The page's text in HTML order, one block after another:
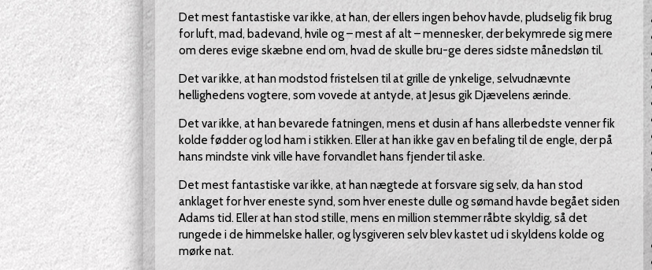
Det mest fantastiske var ikke, at han, der ellers ingen behov havde, pludselig fik brug
for luft, mad, badevand, hvile og – mest af alt – mennesker, der bekymrede sig mere
om deres evige skæbne end om, hvad de skulle bru-ge deres sidste månedsløn til.
Det var ikke, at han modstod fristelsen til at grille de ynkelige, selvudnævnte
hellighedens vogtere, som vovede at antyde, at Jesus gik Djævelens ærinde.
Det var ikke, at han bevarede fatningen, mens et dusin af hans allerbedste venner fik
kolde fødder og lod ham i stikken. Eller at han ikke gav en befaling til de engle, der på
hans mindste vink ville have forvandlet hans fjender til aske.
Det mest fantastiske var ikke, at han nægtede at forsvare sig selv, da han stod
anklaget for hver eneste synd, som hver eneste dulle og sømand havde begået siden
Adams tid. Eller at han stod stille, mens en million stemmer råbte skyldig, så det
rungede i de himmelske haller, og lysgiveren selv blev kastet ud i skyldens kolde og
mørke nat.